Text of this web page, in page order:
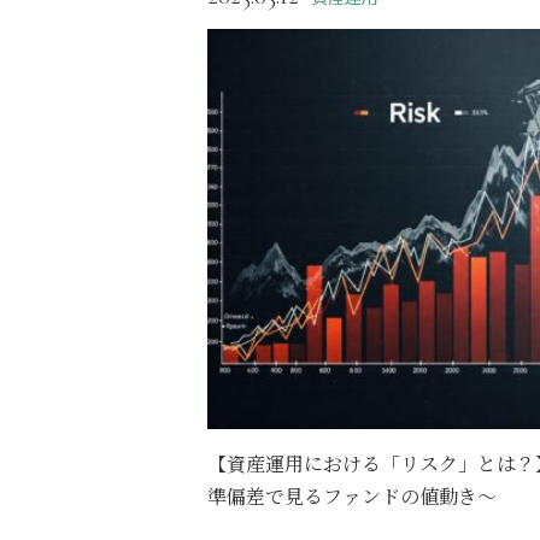
【資産運用における「リスク」とは
準偏差で見るファンドの値動き～